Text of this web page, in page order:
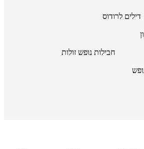
דילים לרודוס
חבילות נופש זולות